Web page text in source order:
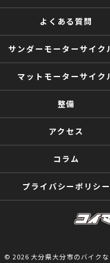
よくある質問
サンダーモーターサイク
マットモーターサイク
整備
アクセス
コラム
プライバシーポリシー
© 2026 大分県大分市のバイクな